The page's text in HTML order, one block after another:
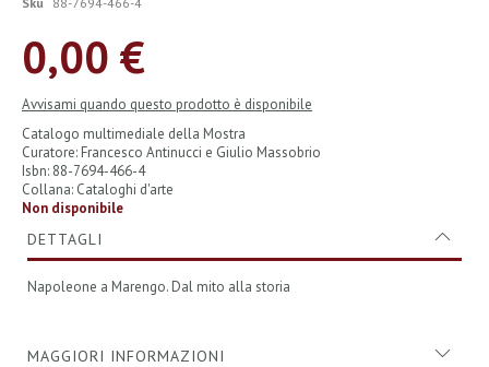
galleria
immagini
0,00 €
Avvisami quando questo prodotto è disponibile
Catalogo multimediale della Mostra
Curatore: Francesco Antinucci e Giulio Massobrio
Isbn: 88-7694-466-4
Collana: Cataloghi d'arte
Non disponibile
DETTAGLI
Napoleone a Marengo. Dal mito alla storia
MAGGIORI INFORMAZIONI